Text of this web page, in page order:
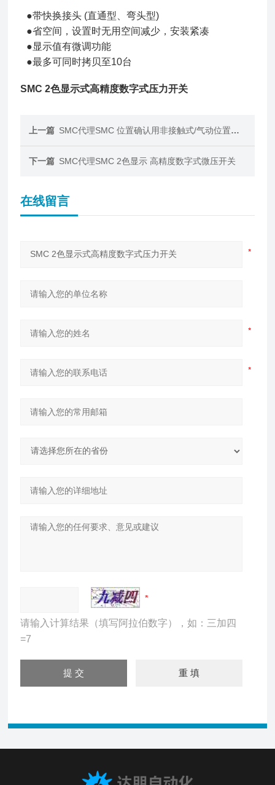
●带快换接头 (直通型、弯头型)
●省空间，设置时无用空间减少，安装紧凑
●显示值有微调功能
●最多可同时拷贝至10台
SMC 2色显示式高精度数字式压力开关
上一篇 SMC代理SMC 位置确认用非接触式/气动位置传感器
下一篇 SMC代理SMC 2色显示 高精度数字式微压开关
在线留言
请输入计算结果（填写阿拉伯数字），如：三加四
=7